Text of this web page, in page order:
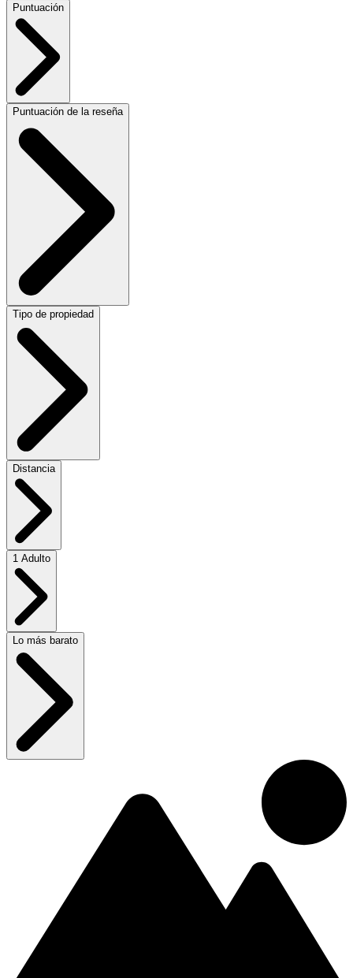
Puntuación
Puntuación de la reseña
Tipo de propiedad
Distancia
1 Adulto
Lo más barato